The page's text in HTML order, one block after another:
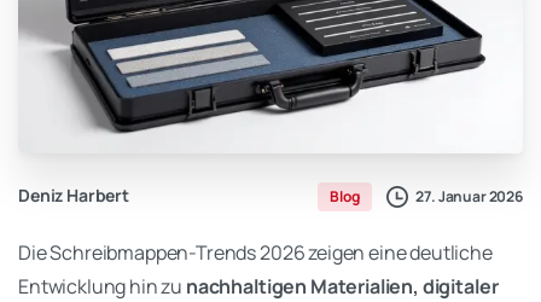
Deniz Harbert Blog 27. Januar 2026
Die Schreibmappen-Trends 2026 zeigen eine deutliche
Entwicklung hin zu nachhaltigen Materialien, digitaler